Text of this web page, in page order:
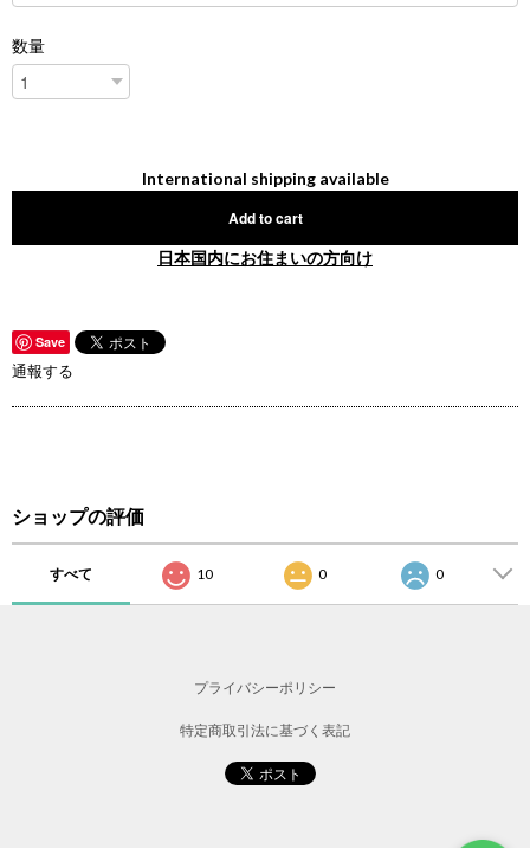
数量
International shipping available
Add to cart
日本国内にお住まいの方向け
Save
通報する
ショップの評価
すべて 10 0 0
プライバシーポリシー
特定商取引法に基づく表記